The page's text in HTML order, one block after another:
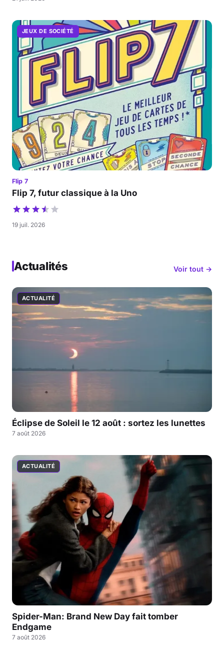
JEUX DE SOCIÉTÉ
Flip 7
Flip 7, futur classique à la Uno
19 juil. 2026
Actualités Voir tout →
ACTUALITÉ
Éclipse de Soleil le 12 août : sortez les lunettes
7 août 2026
ACTUALITÉ
Spider-Man: Brand New Day fait tomber
Endgame
7 août 2026